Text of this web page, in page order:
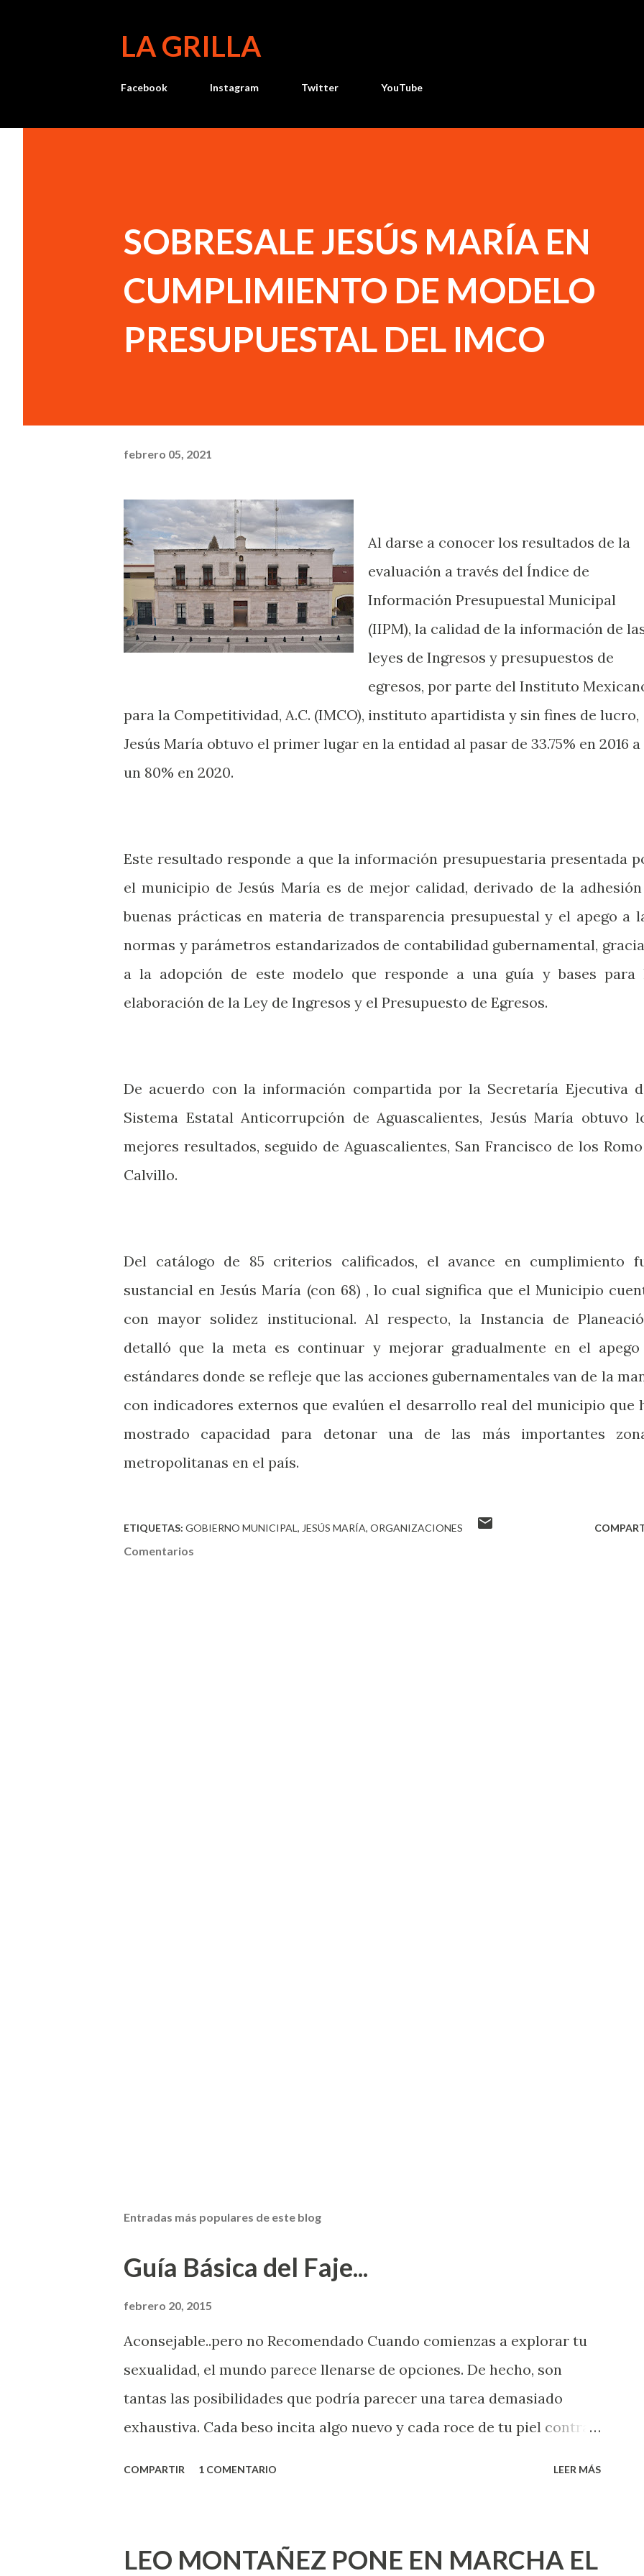
LA GRILLA
Facebook Instagram Twitter YouTube
SOBRESALE JESÚS MARÍA EN
CUMPLIMIENTO DE MODELO
PRESUPUESTAL DEL IMCO
febrero 05, 2021
Al darse a conocer los resultados de la
evaluación a través del Índice de
Información Presupuestal Municipal
(IIPM), la calidad de la información de
leyes de Ingresos y presupuestos de
egresos, por parte del Instituto
para la Competitividad, A.C. (IMCO), instituto apartidista y sin fines de lucro,
Jesús María obtuvo el primer lugar en la entidad al pasar de 33.75% en 2016 a
un 80% en 2020.
Este resultado responde a que la información presupuestaria presentada
el municipio de Jesús María es de mejor calidad, derivado de la
buenas prácticas en materia de transparencia presupuestal y el apego a
normas y parámetros estandarizados de contabilidad gubernamental,
a la adopción de este modelo que responde a una guía y bases para
elaboración de la Ley de Ingresos y el Presupuesto de Egresos.
De acuerdo con la información compartida por la Secretaría Ejecutiva
Sistema Estatal Anticorrupción de Aguascalientes, Jesús María obtuvo
mejores resultados, seguido de Aguascalientes, San Francisco de los
Calvillo.
Del catálogo de 85 criterios calificados, el avance en cumplimiento
sustancial en Jesús María (con 68) , lo cual significa que el Municipio
con mayor solidez institucional. Al respecto, la Instancia de
detalló que la meta es continuar y mejorar gradualmente en el
estándares donde se refleje que las acciones gubernamentales van de la
con indicadores externos que evalúen el desarrollo real del municipio que
mostrado capacidad para detonar una de las más importantes
metropolitanas en el país.
ETIQUETAS: GOBIERNO MUNICIPAL JESÚS MARÍA ORGANIZACIONES
Comentarios
Entradas más populares de este blog
Guía Básica del Faje...
febrero 20, 2015
Aconsejable..pero no Recomendado Cuando comienzas a explorar tu
sexualidad, el mundo parece llenarse de opciones. De hecho, son
tantas las posibilidades que podría parecer una tarea demasiado
exhaustiva. Cada beso incita algo nuevo y cada roce de tu piel contra
que estés lista para lo que sea cuando aún no conoces ni la mitad de
lo que deberías saber. Pero incluso quienes ya han tenido relaciones
COMPARTIR 1 COMENTARIO LEER MÁS
LEO MONTAÑEZ PONE EN MARCHA EL